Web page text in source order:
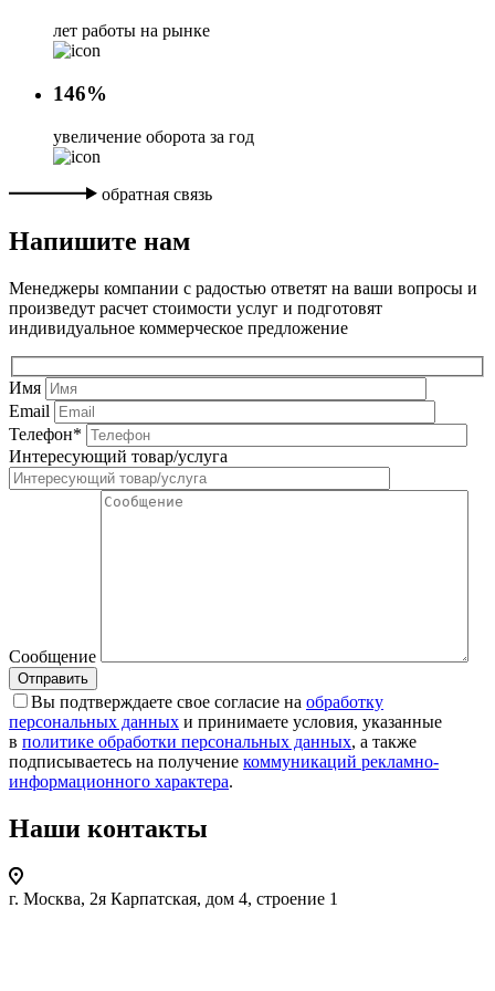
лет работы на рынке
146%
увеличение оборота за год
обратная связь
Напишите нам
Менеджеры компании с радостью ответят на ваши вопросы и
произведут расчет стоимости услуг и подготовят
индивидуальное коммерческое предложение
Имя
Email
Телефон*
Интересующий товар/услуга
Сообщение
Вы подтверждаете свое согласие на обработку
персональных данных и принимаете условия, указанные
в политике обработки персональных данных, а также
подписываетесь на получение коммуникаций рекламно-
информационного характера.
Наши контакты
г. Москва, 2я Карпатская, дом 4, строение 1